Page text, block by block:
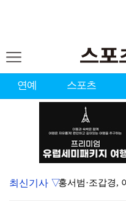
연예 스포츠
최신기사 ▽